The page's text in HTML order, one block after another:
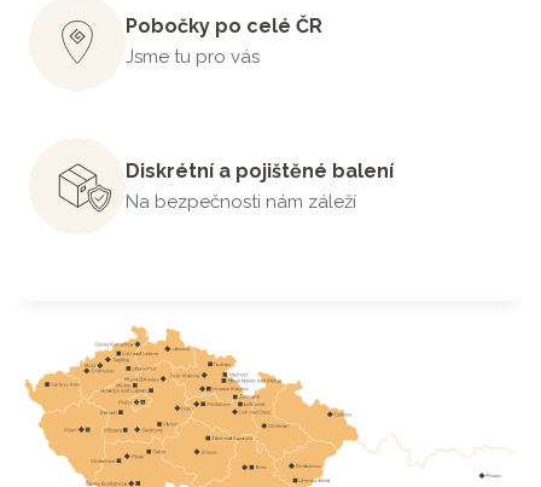
Pobočky po celé ČR
Jsme tu pro vás
Diskrétní a pojištěné balení
Na bezpečnosti nám záleží